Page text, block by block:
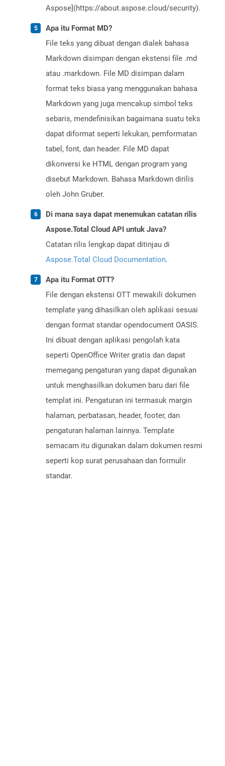
Aspose](https://about.aspose.cloud/security).
Apa itu Format MD?
File teks yang dibuat dengan dialek bahasa
Markdown disimpan dengan ekstensi file .md
atau .markdown. File MD disimpan dalam
format teks biasa yang menggunakan bahasa
Markdown yang juga mencakup simbol teks
sebaris, mendefinisikan bagaimana suatu teks
dapat diformat seperti lekukan, pemformatan
tabel, font, dan header. File MD dapat
dikonversi ke HTML dengan program yang
disebut Markdown. Bahasa Markdown dirilis
oleh John Gruber.
Di mana saya dapat menemukan catatan rilis
Aspose.Total Cloud API untuk Java?
Catatan rilis lengkap dapat ditinjau di
Aspose.Total Cloud Documentation.
Apa itu Format OTT?
File dengan ekstensi OTT mewakili dokumen
template yang dihasilkan oleh aplikasi sesuai
dengan format standar opendocument OASIS.
Ini dibuat dengan aplikasi pengolah kata
seperti OpenOffice Writer gratis dan dapat
memegang pengaturan yang dapat digunakan
untuk menghasilkan dokumen baru dari file
templat ini. Pengaturan ini termasuk margin
halaman, perbatasan, header, footer, dan
pengaturan halaman lainnya. Template
semacam itu digunakan dalam dokumen resmi
seperti kop surat perusahaan dan formulir
standar.